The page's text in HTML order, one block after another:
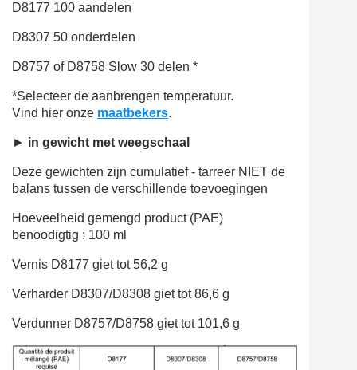
D8177 100 aandelen
D8307 50 onderdelen
D8757 of D8758 Slow 30 delen *
*Selecteer de aanbrengen temperatuur.
Vind hier onze maatbekers.
► in gewicht met weegschaal
Deze gewichten zijn cumulatief - tarreer NIET de
balans tussen de verschillende toevoegingen
Hoeveelheid gemengd product (PAE)
benoodigtig : 100 ml
Vernis D8177 giet tot 56,2 g
Verharder D8307/D8308 giet tot 86,6 g
Verdunner D8757/D8758 giet tot 101,6 g